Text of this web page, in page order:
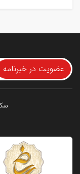
عضویت در خبرنامه